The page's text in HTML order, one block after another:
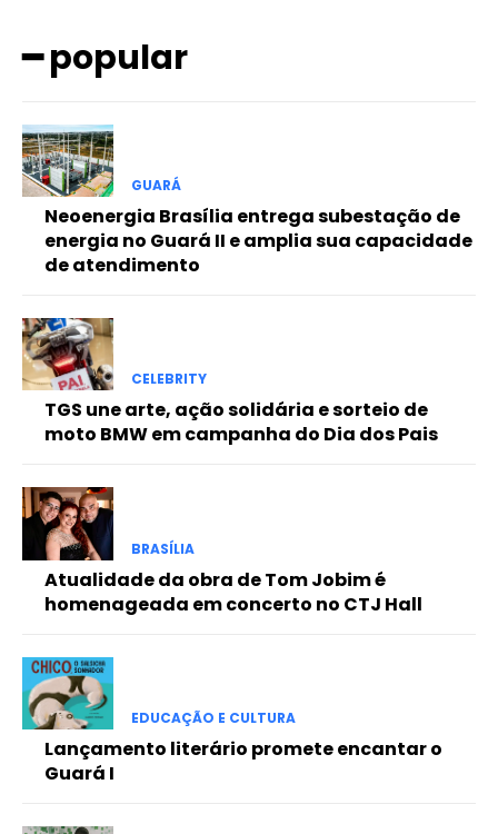
━ pricing plans
Free
Included for free:
Etiam est nibh, lobortis sit
Ut mollis pellentesque tortor
Nullam eu erat condimentum
Donec quis est ac felis
Orci varius natoque dolor
Pro
Full member access:
Etiam est nibh, lobortis sit
Ut mollis pellentesque tortor
Nullam eu erat condimentum
Donec quis est ac felis
Orci varius natoque dolor
━ popular
GUARÁ
Neoenergia Brasília entrega subestação de
energia no Guará II e amplia sua capacidade
de atendimento
CELEBRITY
TGS une arte, ação solidária e sorteio de
moto BMW em campanha do Dia dos Pais
BRASÍLIA
Atualidade da obra de Tom Jobim é
homenageada em concerto no CTJ Hall
EDUCAÇÃO E CULTURA
Lançamento literário promete encantar o
Guará I